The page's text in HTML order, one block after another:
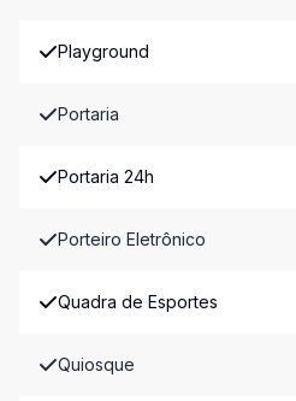
Playground
Portaria
Portaria 24h
Porteiro Eletrônico
Quadra de Esportes
Quiosque